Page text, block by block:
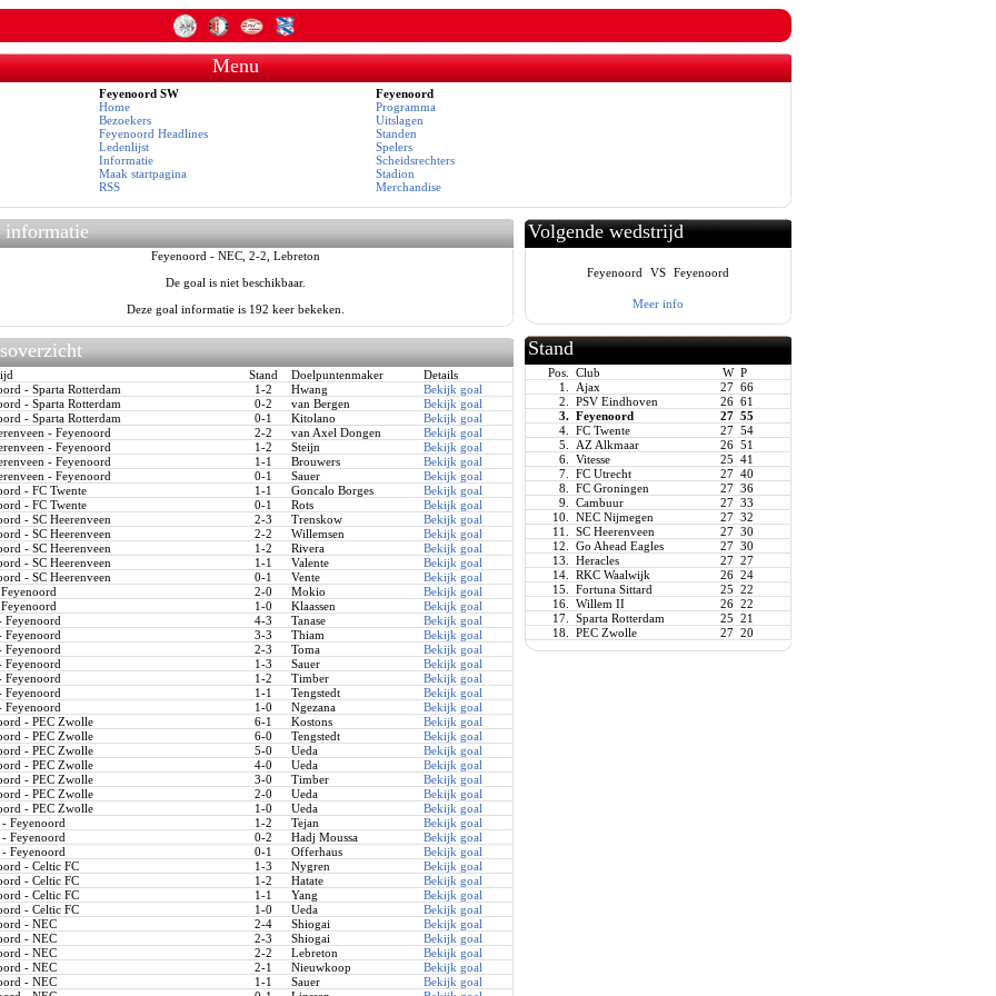
Menu
Feyenoord SW
Home
Bezoekers
Feyenoord Headlines
Ledenlijst
Informatie
Maak startpagina
RSS
Feyenoord
Programma
Uitslagen
Standen
Spelers
Scheidsrechters
Stadion
Merchandise
informatie
Feyenoord - NEC, 2-2, Lebreton
De goal is niet beschikbaar.
Deze goal informatie is 192 keer bekeken.
Stand Doelpuntenmaker
Details
- Sparta Rotterdam
1-2 Hwang
Bekijk goal
- Sparta Rotterdam
0-2 van Bergen
Bekijk goal
- Sparta Rotterdam
0-1 Kitolano
Bekijk goal
- Feyenoord
2-2 van Axel Dongen
Bekijk goal
- Feyenoord
1-2 Steijn
Bekijk goal
- Feyenoord
1-1 Brouwers
Bekijk goal
- Feyenoord
0-1 Sauer
Bekijk goal
- FC Twente
1-1 Goncalo Borges
Bekijk goal
- FC Twente
0-1 Rots
Bekijk goal
- SC Heerenveen
2-3 Trenskow
Bekijk goal
- SC Heerenveen
2-2 Willemsen
Bekijk goal
- SC Heerenveen
1-2 Rivera
Bekijk goal
- SC Heerenveen
1-1 Valente
Bekijk goal
- SC Heerenveen
0-1 Vente
Bekijk goal
2-0 Mokio
Bekijk goal
1-0 Klaassen
Bekijk goal
Feyenoord
4-3 Tanase
Bekijk goal
Feyenoord
3-3 Thiam
Bekijk goal
Feyenoord
2-3 Toma
Bekijk goal
Feyenoord
1-3 Sauer
Bekijk goal
Feyenoord
1-2 Timber
Bekijk goal
Feyenoord
1-1 Tengstedt
Bekijk goal
Feyenoord
1-0 Ngezana
Bekijk goal
- PEC Zwolle
6-1 Kostons
Bekijk goal
- PEC Zwolle
6-0 Tengstedt
Bekijk goal
- PEC Zwolle
5-0 Ueda
Bekijk goal
- PEC Zwolle
4-0 Ueda
Bekijk goal
- PEC Zwolle
3-0 Timber
Bekijk goal
- PEC Zwolle
2-0 Ueda
Bekijk goal
- PEC Zwolle
1-0 Ueda
Bekijk goal
- Feyenoord
1-2 Tejan
Bekijk goal
- Feyenoord
0-2 Hadj Moussa
Bekijk goal
- Feyenoord
0-1 Offerhaus
Bekijk goal
- Celtic FC
1-3 Nygren
Bekijk goal
- Celtic FC
1-2 Hatate
Bekijk goal
- Celtic FC
1-1 Yang
Bekijk goal
- Celtic FC
1-0 Ueda
Bekijk goal
- NEC
2-4 Shiogai
Bekijk goal
- NEC
2-3 Shiogai
Bekijk goal
- NEC
2-2 Lebreton
Bekijk goal
- NEC
2-1 Nieuwkoop
Bekijk goal
- NEC
1-1 Sauer
Bekijk goal
Volgende wedstrijd
Feyenoord VS Feyenoord
Meer info
Stand
Pos.Club W P
1. Ajax 27 66
2.PSV Eindhoven 26 61
3. Feyenoord 27 55
4.FC Twente 27 54
5. AZ Alkmaar 26 51
6.Vitesse 25 41
7.FC Utrecht 27 40
8.FC Groningen 27 36
9.Cambuur 27 33
10.NEC Nijmegen 27 32
11.SC Heerenveen 27 30
12.Go Ahead Eagles 27 30
13.Heracles 27 27
14.RKC Waalwijk 26 24
15.Fortuna Sittard 25 22
16.Willem II 26 22
17.Sparta Rotterdam 25 21
18.PEC Zwolle 27 20